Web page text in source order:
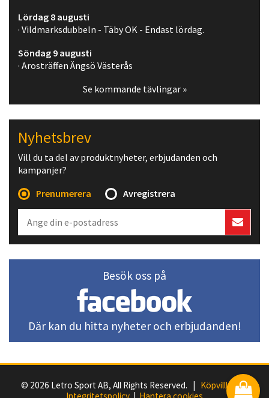
Lördag 8 augusti
· Vildmarksdubbeln - Täby OK - Endast lördag.
Söndag 9 augusti
· Arosträffen Ängsö Västerås
Se kommande tävlingar »
Nyhetsbrev
Vill du ta del av produktnyheter, erbjudanden och
kampanjer?
Prenumerera
Avregistrera
Besök oss på
Där kan du hitta nyheter och erbjudanden!
© 2026 Letro Sport AB, All Rights Reserved. | Köpvillkor|